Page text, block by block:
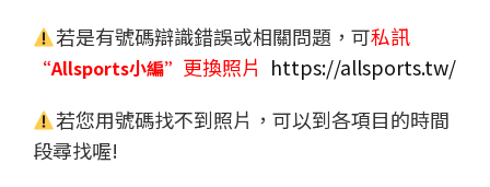
若是有號碼辯識錯誤或相關問題，可私訊
“Allsports小編” 更換照片 https://allsports.tw/
若您用號碼找不到照片，可以到各項目的時間
段尋找喔!